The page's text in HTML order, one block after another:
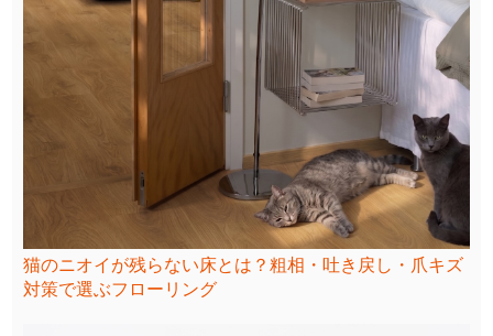
猫のニオイが残らない床とは？粗相・吐き戻し・爪キズ
対策で選ぶフローリング